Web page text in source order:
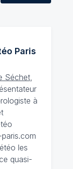
Paris
Séchet,
à
les
quasi-